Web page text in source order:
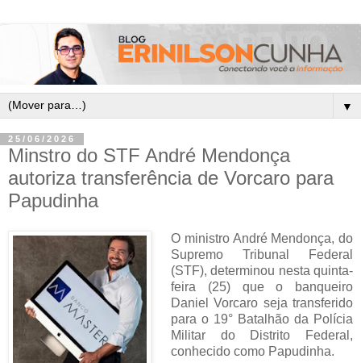
▼
25/06/2026
Minstro do STF André Mendonça
autoriza transferência de Vorcaro para
Papudinha
O ministro André Mendonça, do
Supremo Tribunal Federal
(STF), determinou nesta quinta-
feira (25) que o banqueiro
Daniel Vorcaro seja transferido
para o 19° Batalhão da Polícia
Militar do Distrito Federal,
conhecido como Papudinha.